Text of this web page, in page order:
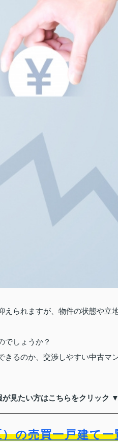
られますが、物件の状態や立
でしょうか？
るのか、交渉しやすい中古マ
見たい方はこちらをクリック ▼
の売買一戸建て